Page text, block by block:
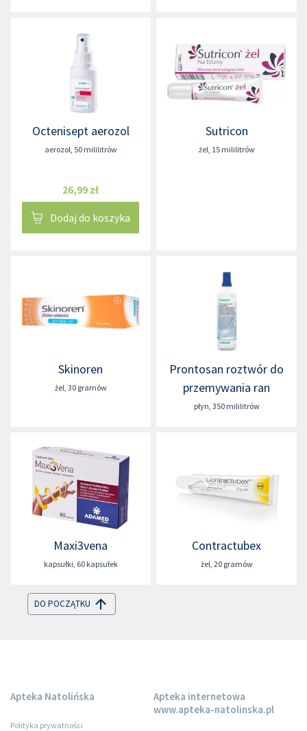
Octenisept aerozol
aerozol, 50 mililitrów
26,99 zł
Dodaj do koszyka
Sutricon
żel, 15 mililitrów
Skinoren
żel, 30 gramów
Prontosan roztwór do
przemywania ran
płyn, 350 mililitrów
Maxi3vena
kapsułki, 60 kapsułek
Contractubex
żel, 20 gramów
DO POCZĄTKU
Apteka Natolińska
Polityka prywatności
Apteka internetowa
www.apteka-natolinska.pl